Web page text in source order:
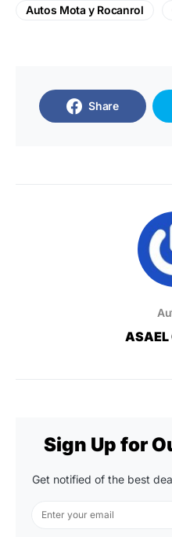
Autos Mota y Rocanrol
Share
ASAEL
Sign Up for
Get notified of the best